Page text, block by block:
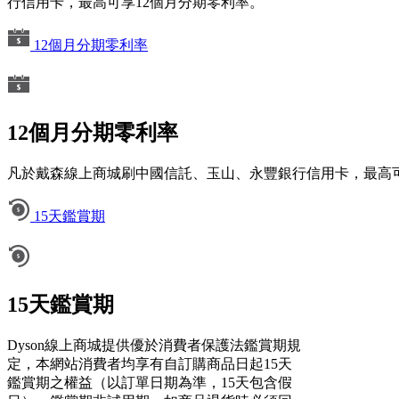
12個月分期零利率
12個月分期零利率
凡於戴森線上商城刷中國信託、玉山、永豐銀行信用卡，最高
15天鑑賞期
15天鑑賞期
Dyson線上商城提供優於消費者保護法鑑賞期規
定，本網站消費者均享有自訂購商品日起15天
鑑賞期之權益（以訂單日期為準，15天包含假